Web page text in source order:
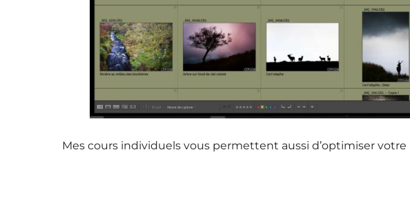
Mes cours individuels vous permettent aussi d’optimiser votre